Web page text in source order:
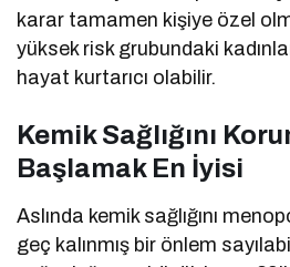
karar tamamen kişiye özel
yüksek risk grubundaki
hayat kurtarıcı olabilir.
Kemik Sağlığını
Başlamak En İyisi
Aslında kemik sağlığını
geç kalınmış bir önlem